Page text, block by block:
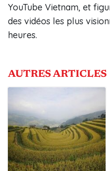
YouTube Vietnam, et
des vidéos les plus
heures.
AUTRES ARTICLES